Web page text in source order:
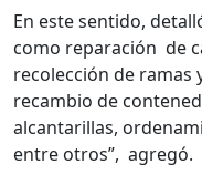
En este sentido,
como reparación de
recolección de ramas
recambio de
alcantarillas,
entre otros”, agregó.